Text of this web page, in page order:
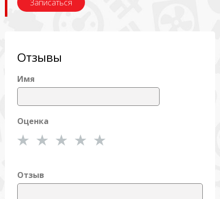
Записаться
Отзывы
Имя
Оценка
Отзыв